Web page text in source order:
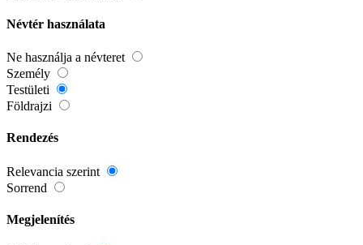
Névtér használata
Ne használja a névteret
Személy
Testületi
Földrajzi
Rendezés
Relevancia szerint
Sorrend
Megjelenítés